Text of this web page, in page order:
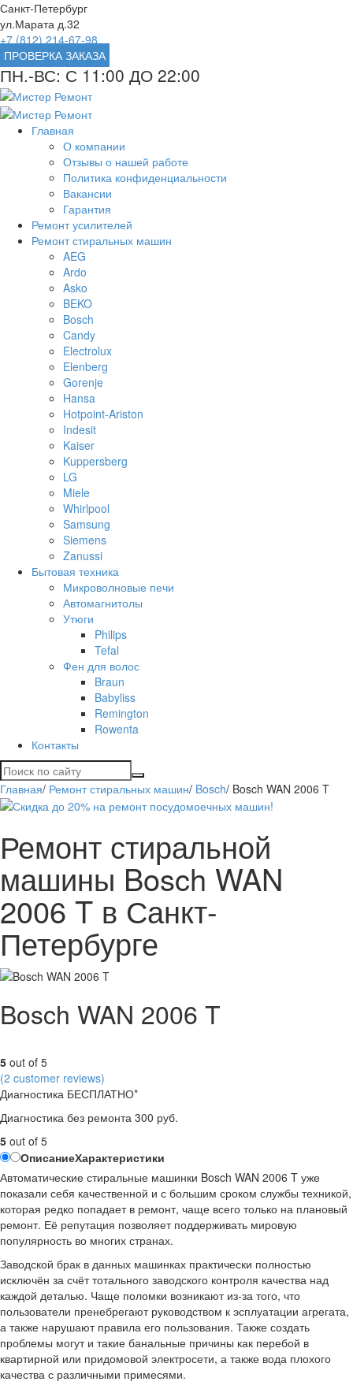
Санкт-Петербург
ул.Марата д.32
+7 (812) 214-67-98
ПРОВЕРКА ЗАКАЗА
ПН.-ВС: С 11:00 ДО 22:00
Главная
О компании
Отзывы о нашей работе
Политика конфиденциальности
Вакансии
Гарантия
Ремонт усилителей
Ремонт стиральных машин
AEG
Ardo
Asko
BEKO
Bosch
Candy
Electrolux
Elenberg
Gorenje
Hansa
Hotpoint-Ariston
Indesit
Kaiser
Kuppersberg
LG
Miele
Whirlpool
Samsung
Siemens
Zanussi
Бытовая техника
Микроволновые печи
Автомагнитолы
Утюги
Philips
Tefal
Фен для волос
Braun
Babyliss
Remington
Rowenta
Контакты
Главная/ Ремонт стиральных машин/ Bosch/ Bosch WAN 2006 T
Ремонт стиральной
машины Bosch WAN
2006 T в Санкт-
Петербурге
Bosch WAN 2006 T
5 out of 5
(2 customer reviews)
Диагностика БЕСПЛАТНО*
Диагностика без ремонта 300 руб.
5 out of 5
ОписаниеХарактеристики
Автоматические стиральные машинки Bosch WAN 2006 T уже
показали себя качественной и с большим сроком службы техникой,
которая редко попадает в ремонт, чаще всего только на плановый
ремонт. Её репутация позволяет поддерживать мировую
популярность во многих странах.
Заводской брак в данных машинках практически полностью
исключён за счёт тотального заводского контроля качества над
каждой деталью. Чаще поломки возникают из-за того, что
пользователи пренебрегают руководством к эсплуатации агрегата,
а также нарушают правила его пользования. Также создать
проблемы могут и такие банальные причины как перебой в
квартирной или придомовой электросети, а также вода плохого
качества с различными примесями.